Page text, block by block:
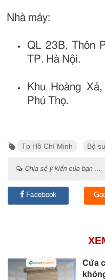
Nhà máy:
QL 23B, Thôn
TP. Hà Nội.
Khu Hoàng
Phú Thọ.
Tp Hồ Chí Minh Bộ
Chia sẻ ý kiến của bạn ...
Facebook
Cửa